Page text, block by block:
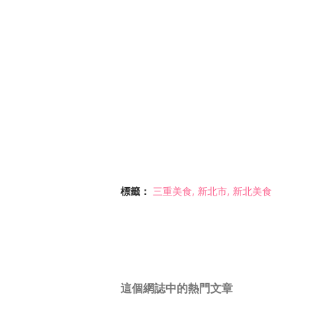
標籤： 三重美食 新北市 新北美食
這個網誌中的熱門文章